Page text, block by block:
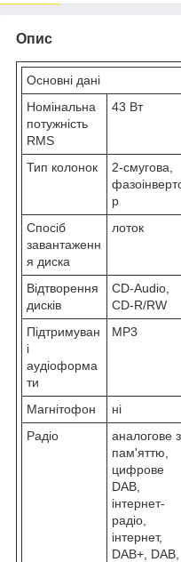
Опис
Основні дані
Номінальна
потужність
RMS
43 Вт
Тип колонок
2-смугова,
р
Спосіб
завантаженн
я диска
лоток
Відтворення
дисків
CD-Audio,
CD-R/RW
Підтримуван
і
аудіоформа
ти
MP3
Магнітофон
ні
Радіо
аналогове з
пам'яттю,
цифрове
DAB,
інтернет-
радіо,
інтернет,
DAB+, DAB,